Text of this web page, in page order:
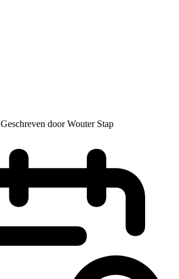
Geschreven doorWouter Stap